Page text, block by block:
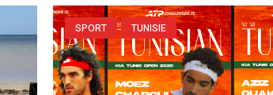
SPORT TUNISIE